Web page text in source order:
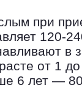
при
120-
в
от 1
6 лет —